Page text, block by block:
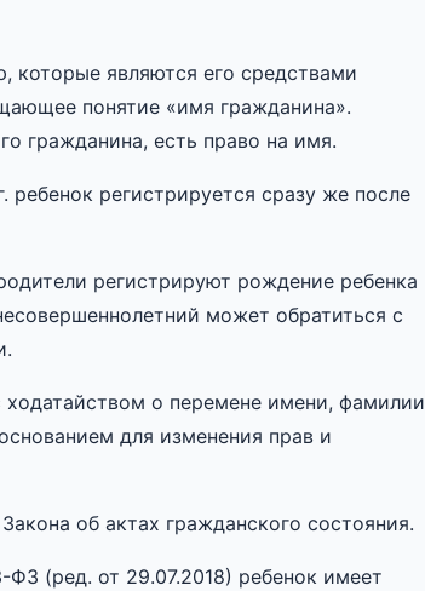
являются его средствами
понятие «имя гражданина».
гражданина, есть право на имя.
регистрируется сразу же после
регистрируют рождение ребенка
может обратиться с
о перемене имени, фамилии
для изменения прав и
Закона об актах гражданского состояния.
(ред. от 29.07.2018) ребенок имеет